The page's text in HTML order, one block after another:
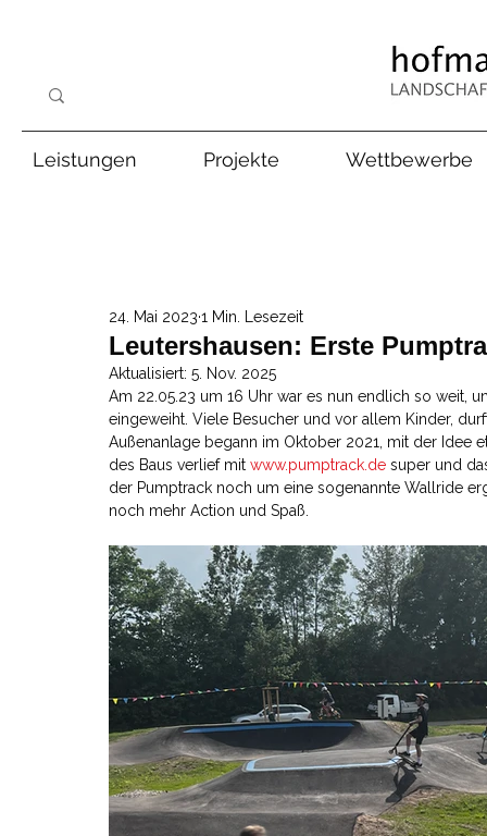
Leistungen Projekte Wettbewerbe
Leutershausen: Erste
24. Mai 2023 1 Min. Lesezeit
Aktualisiert: 5. Nov. 2025
Am 22.05.23 um 16 Uhr war es nun endlich so weit,
eingeweiht. Viele Besucher und vor allem Kinder,
Außenanlage begann im Oktober 2021, mit der Idee
des Baus verlief mit www.pumptrack.de super und
der Pumptrack noch um eine sogenannte Wallride
noch mehr Action und Spaß.